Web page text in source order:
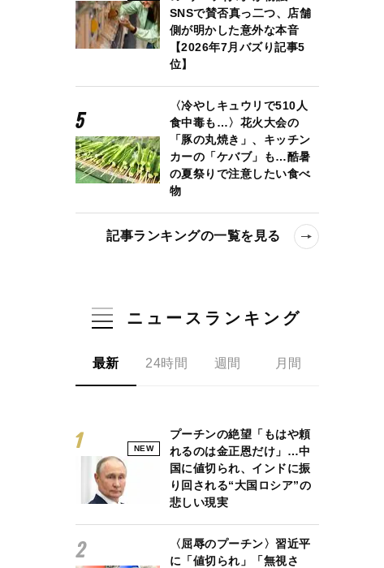
SNSで賛否真っ二つ、店舗
側が明かした意外な本音
【2026年7月バズり記事5
位】
〈冷やしキュウリで510人
食中毒も…〉花火大会の
「豚の丸焼き」、キッチン
カーの「ケバブ」も…酷暑
の夏祭りで注意したい食べ
物
記事ランキングの一覧を見る
ニュースランキング
最新 24時間 週間 月間
NEW
プーチンの絶望「もはや頼
れるのは金正恩だけ」…中
国に値切られ、インドに振
り回される“大国ロシア”の
悲しい現実
〈屈辱のプーチン〉習近平
に「値切られ」「無視さ